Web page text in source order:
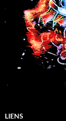
LIENS